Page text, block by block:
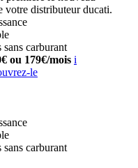
votre distributeur ducati.
sans carburant
ou 179€/mois i
le
sans carburant